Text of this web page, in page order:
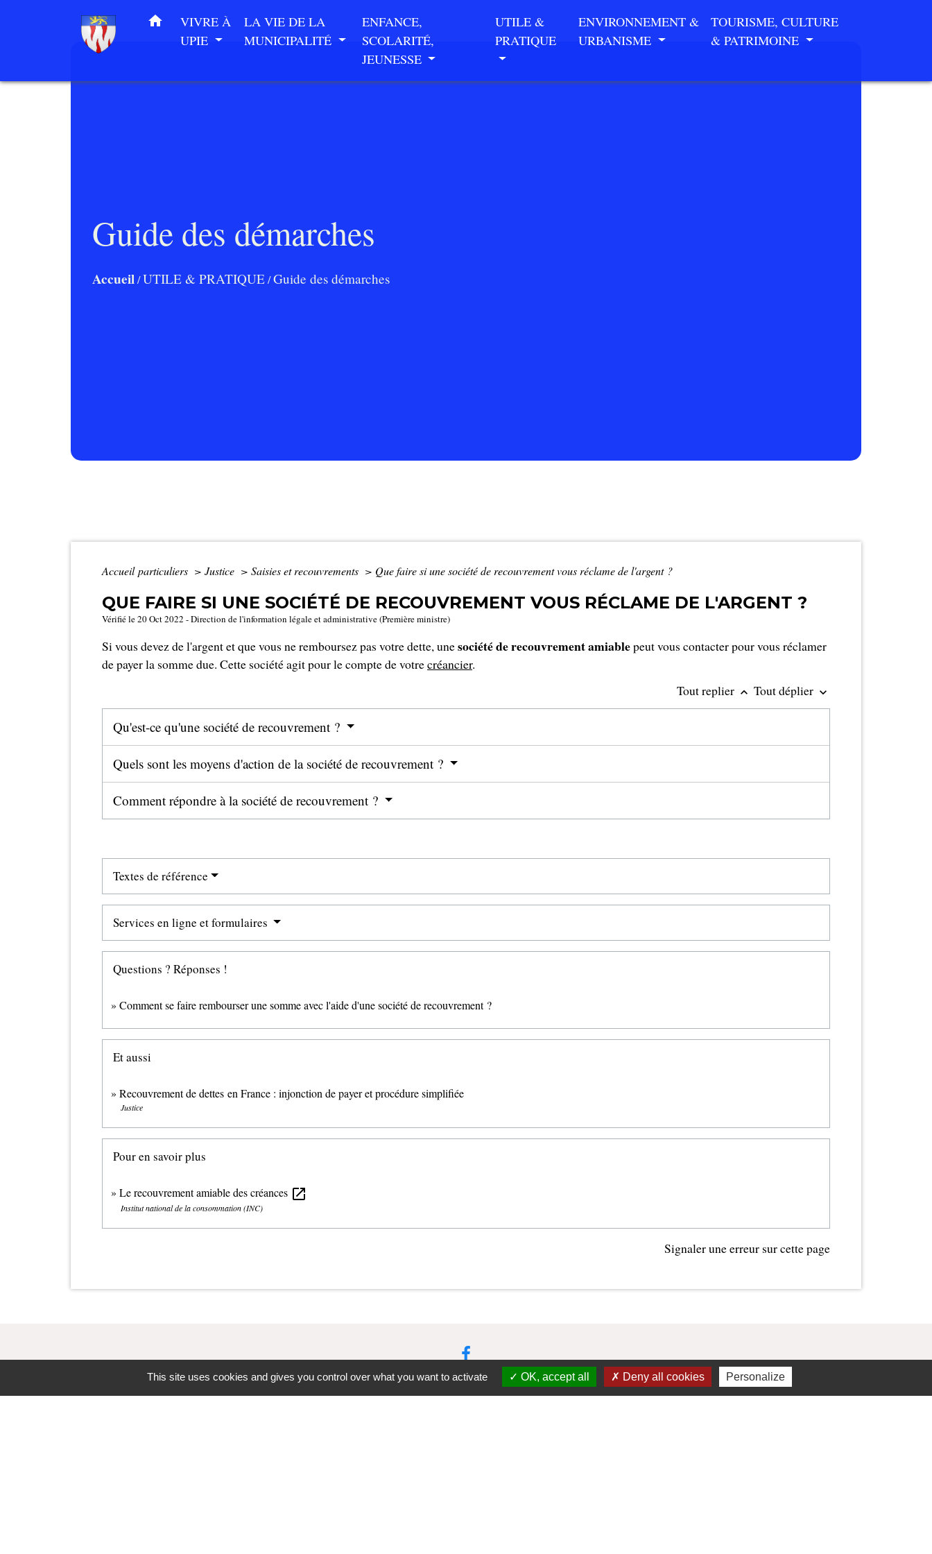
home
VIVRE À
UPIE
LA VIE DE LA
MUNICIPALITÉ
ENFANCE,
SCOLARITÉ,
JEUNESSE
UTILE &
PRATIQUE
ENVIRONNEMENT &
URBANISME
TOURISME, CULTURE
& PATRIMOINE
Guide des démarches
Accueil/UTILE & PRATIQUE/Guide des démarches
Accueil particuliers > Justice > Saisies et recouvrements > Que faire si une société de recouvrement vous réclame de l'argent ?
QUE FAIRE SI UNE SOCIÉTÉ DE RECOUVREMENT VOUS RÉCLAME DE L'ARGENT ?
Vérifié le 20 Oct 2022 - Direction de l'information légale et administrative (Première ministre)
Si vous devez de l'argent et que vous ne remboursez pas votre dette, unesociété de recouvrement amiablepeut vous contacter pour vous réclamer
de payer la somme due. Cette société agit pour le compte de votrecréancier.
Tout replier keyboard_arrow_up Tout déplier keyboard_arrow_down
Qu'est-ce qu'une société de recouvrement ?
Quels sont les moyens d'action de la société de recouvrement ?
Comment répondre à la société de recouvrement ?
Textes de référence
Services en ligne et formulaires
Questions ? Réponses !
Comment se faire rembourser une somme avec l'aide d'une société de recouvrement ?
Et aussi
Recouvrement de dettes en France : injonction de payer et procédure simplifiée
Justice
Pour en savoir plus
Le recouvrement amiable des créances open_in_new
Institut national de la consommation (INC)
Signaler une erreur sur cette page
This site uses cookies and gives you control over what you want to activate OK, accept all Deny all cookies Personalize